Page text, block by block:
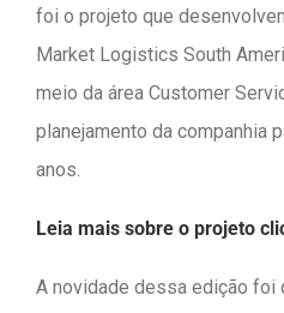
foi o projeto que
Market Logistics South
meio da área Customer
planejamento da companhia
anos.
Leia mais sobre o projeto
A novidade dessa edição foi